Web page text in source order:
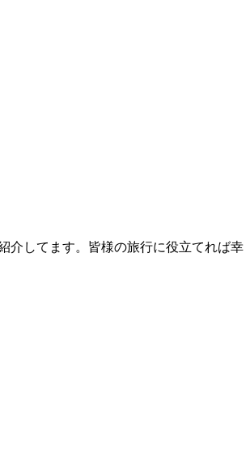
介してます。皆様の旅行に役立てれば幸